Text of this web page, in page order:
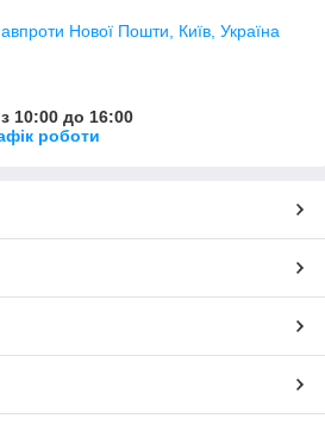
Нової Пошти, Київ, Україна
10:00 до 16:00
роботи